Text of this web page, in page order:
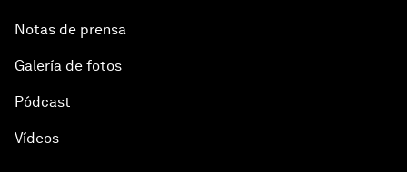
Notas de prensa
Galería de fotos
Pódcast
Vídeos